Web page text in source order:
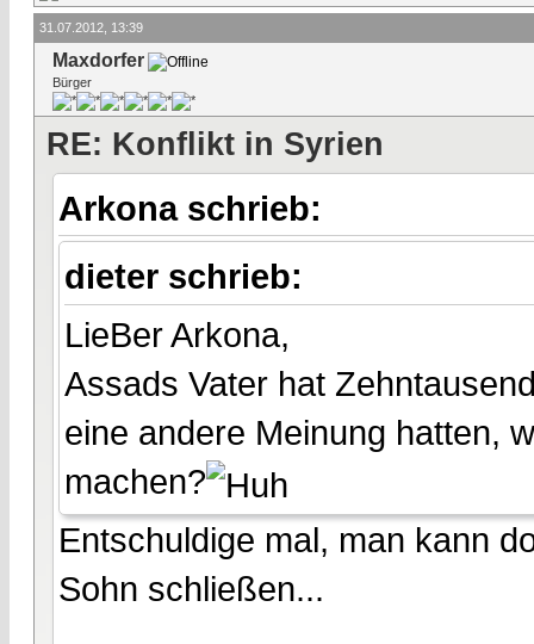
31.07.2012, 13:39
Maxdorfer
Bürger
RE: Konflikt in Syrien
Arkona schrieb:
dieter schrieb:
LieBer Arkona,
Assads Vater hat
eine andere Meinung hatten,
machen?
Entschuldige mal, man kann
Sohn schließen...